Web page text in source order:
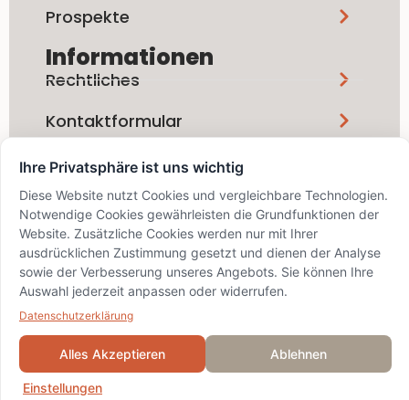
Prospekte
Informationen
Rechtliches
Kontaktformular
Social Media
info@bskd.ch / IID 8389 / SWIFT
BZSDCH22XXX
© 2024 Bezirks-Sparkasse
Dielsdorf
Ihre Privatsphäre ist uns wichtig
Diese Website nutzt Cookies und vergleichbare Technologien.
Notwendige Cookies gewährleisten die Grundfunktionen der
Website. Zusätzliche Cookies werden nur mit Ihrer
ausdrücklichen Zustimmung gesetzt und dienen der Analyse
sowie der Verbesserung unseres Angebots. Sie können Ihre
Auswahl jederzeit anpassen oder widerrufen.
Datenschutzerklärung
Alles Akzeptieren Ablehnen
Einstellungen